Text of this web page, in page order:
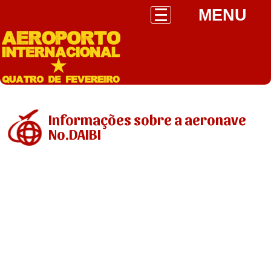
MENU
Informações sobre a aeronave
No.DAIBI